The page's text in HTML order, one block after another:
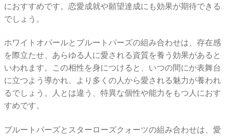
におすすめです。恋愛成就や願望達成にも効果が期待できる
でしょう。
ホワイトオパールとブルートパーズの組み合わせは、存在感
を際立たせ、あらゆる人に愛される資質を養う効果があると
いわれます。この相性を身につけると、いつの間にか表舞台
に立つよう導かれ、より多くの人から愛される魅力が養われ
るでしょう。人とは違う、特異な個性や能力をもつ人におす
すめです。
ブルートパーズとスターローズクォーツの組み合わせは、愛